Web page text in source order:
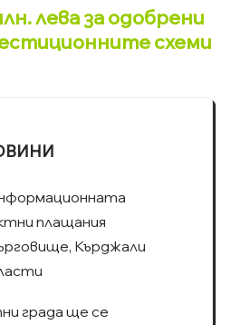
лева за одобрени
схеми
плащания
Кърджали
града ще се